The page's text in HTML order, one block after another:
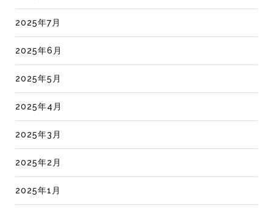
2025年7月
2025年6月
2025年5月
2025年4月
2025年3月
2025年2月
2025年1月